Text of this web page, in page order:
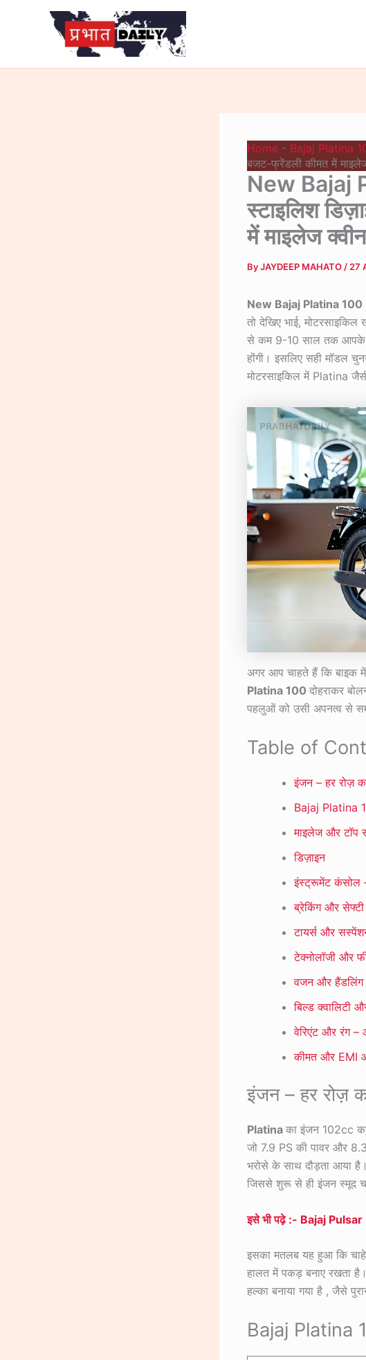
Home - Bajaj Platina
बजट-फ्रेंडली कीमत में
New Bajaj
स्टाइलिश
में माइलेज
ByJAYDEEP MAHATO / 27
New Bajaj Platina 100
तो देखिए भाई,
से कम 9-10 साल तक आपके
होंगी। इसलिए सही मॉडल
मोटरसाइकिल में Platina
अगर आप चाहते हैं कि बाइक
Platina 100 दोहराकर
पहलुओं को उसी अपनत्व से
Table of
इंजन – हर रोज़
Bajaj Platina
माइलेज और टॉप
डिज़ाइन
इंस्ट्रूमेंट कंसोल
ब्रेकिंग और सेफ्टी
टायर्स और
टेक्नोलॉजी और
वजन और हैंडलिंग
बिल्ड क्वालिटी
वेरिएंट और रंग
कीमत और EMI
इंजन – हर रोज़
Platina का इंजन 102cc
जो 7.9 PS की पावर और
भरोसे के साथ दौड़ता आया
जिससे शुरू से ही इंजन स्मूद
इसे भी पढ़े :- Bajaj Pulsar
इसका मतलब यह हुआ कि चाहे
हालत में पकड़ बनाए रखता
हल्का बनाया गया है , जैसे
Bajaj Platina